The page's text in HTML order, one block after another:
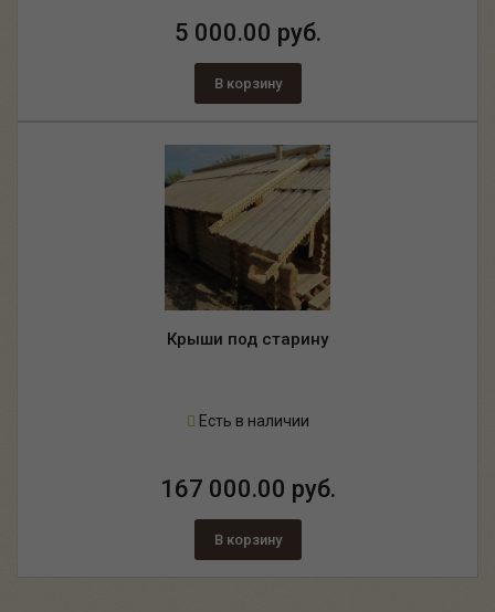
5 000.00 руб.
В корзину
Крыши под старину
Есть в наличии
167 000.00 руб.
В корзину